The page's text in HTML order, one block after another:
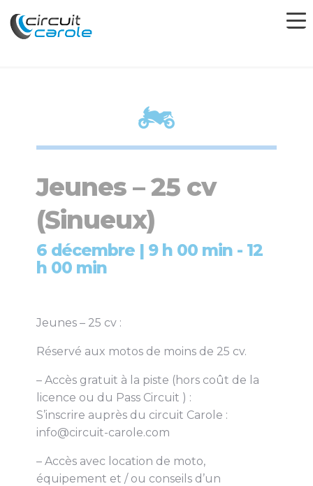
Jeunes – 25 cv
(Sinueux)
6 décembre | 9 h 00 min - 12
h 00 min
Jeunes – 25 cv :
Réservé aux motos de moins de 25 cv.
– Accès gratuit à la piste (hors coût de la
licence ou du Pass Circuit ) :
S’inscrire auprès du circuit Carole :
info@circuit-carole.com
– Accès avec location de moto,
équipement et / ou conseils d’un